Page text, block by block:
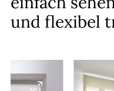
und flexibel